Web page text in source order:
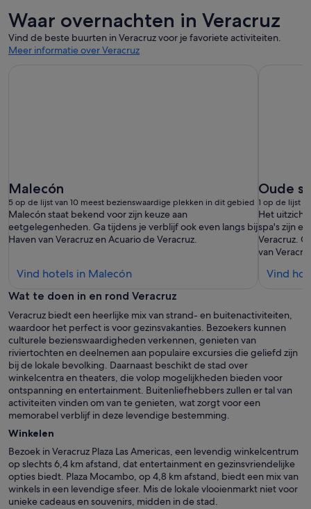
Waar overnachten in Veracruz
Vind de beste buurten in Veracruz voor je favoriete activiteiten.
Meer informatie over Veracruz
Malecón
5 op de lijst van 10 meest bezienswaardige plekken in dit gebied
Malecón staat bekend voor zijn keuze aan
eetgelegenheden. Ga tijdens je verblijf ook even langs bij
Haven van Veracruz en Acuario de Veracruz.
Vind hotels in MalecónVind
in
Malecón
Oude
1 op de lijst
Het uitzicht
spa's zijn
Veracruz.
van
Vind
Wat te doen in en rond Veracruz
Veracruz biedt een heerlijke mix van strand- en buitenactiviteiten,
waardoor het perfect is voor gezinsvakanties. Bezoekers kunnen
culturele bezienswaardigheden verkennen, genieten van
riviertochten en deelnemen aan populaire excursies die geliefd zijn
bij de lokale bevolking. Daarnaast beschikt de stad over
winkelcentra en theaters, die volop mogelijkheden bieden voor
ontspanning en entertainment. Buitenliefhebbers zullen er tal van
activiteiten vinden om van te genieten, wat zorgt voor een
memorabel verblijf in deze levendige bestemming.
Winkelen
Bezoek in Veracruz Plaza Las Americas, een levendig winkelcentrum
op slechts 6,4 km afstand, dat entertainment en gezinsvriendelijke
opties biedt. Plaza Mocambo, op 4,8 km afstand, biedt een mix van
winkels in een levendige sfeer. Mis de lokale vlooienmarkt niet voor
unieke cadeaus en souvenirs, midden in de stad.